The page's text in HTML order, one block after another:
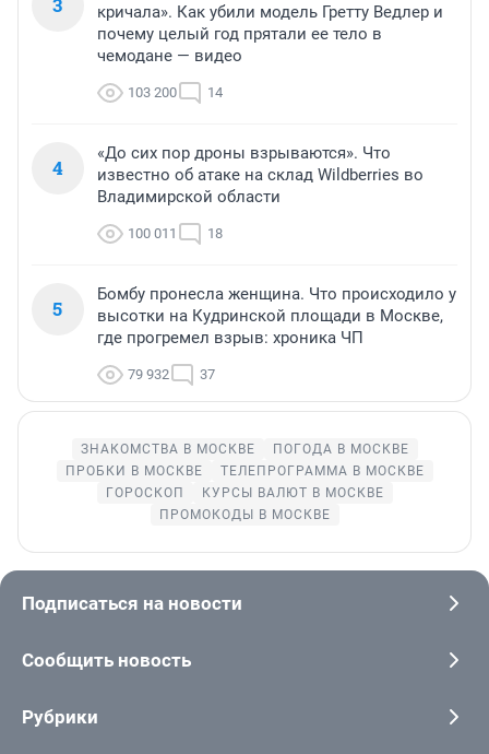
кричала». Как убили модель Гретту Ведлер и
почему целый год прятали ее тело в
чемодане — видео
103 200 14
4
«До сих пор дроны взрываются». Что
известно об атаке на склад Wildberries во
Владимирской области
100 011 18
5
Бомбу пронесла женщина. Что происходило у
высотки на Кудринской площади в Москве,
где прогремел взрыв: хроника ЧП
79 932 37
ЗНАКОМСТВА В МОСКВЕ
ПОГОДА В МОСКВЕ
ПРОБКИ В МОСКВЕ
ТЕЛЕПРОГРАММА В МОСКВЕ
ГОРОСКОП
КУРСЫ ВАЛЮТ В МОСКВЕ
ПРОМОКОДЫ В МОСКВЕ
Подписаться на новости
Сообщить новость
Рубрики